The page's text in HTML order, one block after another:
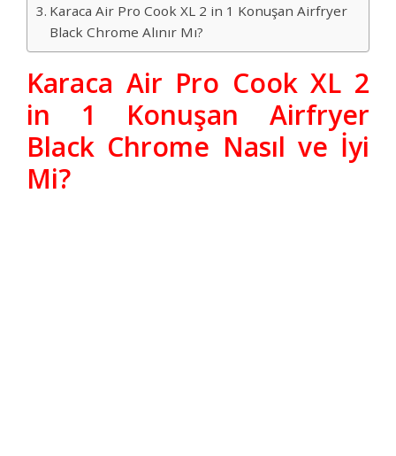
Karaca Air Pro Cook XL 2 in 1 Konuşan Airfryer
Black Chrome Alınır Mı?
Karaca Air Pro Cook XL 2
in 1 Konuşan Airfryer
Black Chrome Nasıl ve İyi
Mi?